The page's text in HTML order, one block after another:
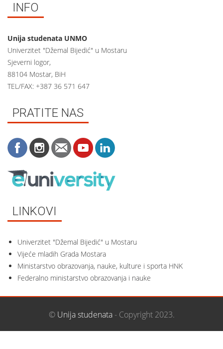
INFO
Unija studenata UNMO
Univerzitet "Džemal Bijedić" u Mostaru
Sjeverni logor,
88104 Mostar, BiH
TEL/FAX: +387 36 571 647
PRATITE NAS
LINKOVI
Univerzitet "Džemal Bijedić" u Mostaru
Vijeće mladih Grada Mostara
Ministarstvo obrazovanja, nauke, kulture i sporta HNK
Federalno ministarstvo obrazovanja i nauke
© Unija studenata- Copyright 2023.